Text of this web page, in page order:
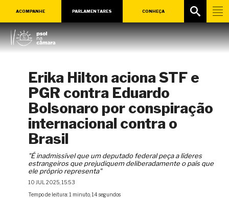
ACOMPANHE PARLAMENTARES CONHEÇA
Erika Hilton aciona STF e
PGR contra Eduardo
Bolsonaro por conspiração
internacional contra o
Brasil
"É inadmissível que um deputado federal peça a líderes
estrangeiros que prejudiquem deliberadamente o país que
ele próprio representa"
10 JUL 2025, 15:53
Tempo de leitura: 1 minuto, 14 segundos